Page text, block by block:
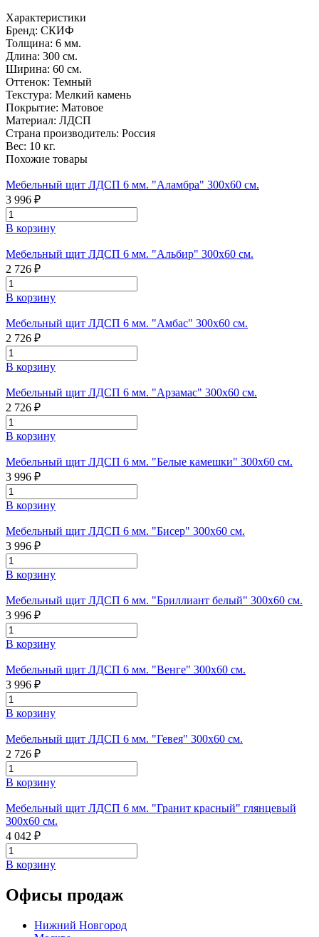
Характеристики
Бренд: СКИФ
Толщина: 6 мм.
Длина: 300 см.
Ширина: 60 cм.
Оттенок: Темный
Текстура: Мелкий камень
Покрытие: Матовое
Материал: ЛДСП
Страна производитель: Россия
Вес: 10 кг.
Похожие товары
Мебельный щит ЛДСП 6 мм. "Аламбра" 300х60 см.
3 996 ₽
В корзину
Мебельный щит ЛДСП 6 мм. "Альбир" 300х60 см.
2 726 ₽
В корзину
Мебельный щит ЛДСП 6 мм. "Амбас" 300х60 см.
2 726 ₽
В корзину
Мебельный щит ЛДСП 6 мм. "Арзамас" 300х60 см.
2 726 ₽
В корзину
Мебельный щит ЛДСП 6 мм. "Белые камешки" 300х60 см.
3 996 ₽
В корзину
Мебельный щит ЛДСП 6 мм. "Бисер" 300х60 см.
3 996 ₽
В корзину
Мебельный щит ЛДСП 6 мм. "Бриллиант белый" 300х60 см.
3 996 ₽
В корзину
Мебельный щит ЛДСП 6 мм. "Венге" 300х60 см.
3 996 ₽
В корзину
Мебельный щит ЛДСП 6 мм. "Гевея" 300х60 см.
2 726 ₽
В корзину
Мебельный щит ЛДСП 6 мм. "Гранит красный" глянцевый
300х60 см.
4 042 ₽
В корзину
Офисы продаж
Нижний Новгород